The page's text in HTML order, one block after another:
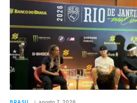
BRASIL agosto 7, 2026